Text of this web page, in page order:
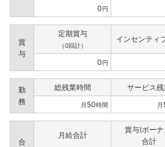
0円
賞
与
定期賞与
（0回計）
インセンティ
0円
勤
務
総残業時間 サービス
月 50時間 月
合
月給合計
賞与(ボーナ
合計